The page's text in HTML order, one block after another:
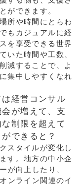
ができます。
所や時間にとらわ
もカジュアルに経
を享受できる世界
いた時間や工数、
減することで、よ
集中しやすくなれ
経営コンサル
が増えて、支
制限を超えて
できると？
スタイルが変化し
す。地方の中小企
が向上したり、
ンライン関連のイ